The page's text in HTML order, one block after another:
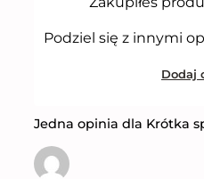
Podziel się z innymi
Dodaj
Jedna opinia dla Krótka